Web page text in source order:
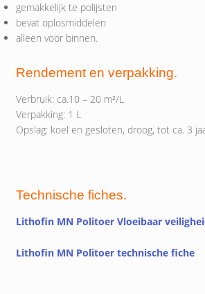
gemakkelijk te polijsten
bevat oplosmiddelen
alleen voor binnen.
Rendement en verpakking.
Verbruik: ca.10 – 20 m²/L
Verpakking: 1 L
Opslag: koel en gesloten, droog, tot ca. 3
Technische fiches.
Lithofin MN Politoer Vloeibaar
Lithofin MN Politoer technische fiche